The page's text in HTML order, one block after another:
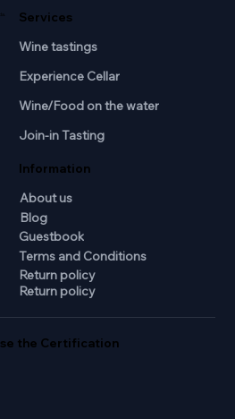
Services
Wine tastings
Experience Cellar
Wine/Food on the water
Join-in Tasting
Information
About us
Blog
Guestbook
Terms and Conditions
Return policy
Return policy
the Certification